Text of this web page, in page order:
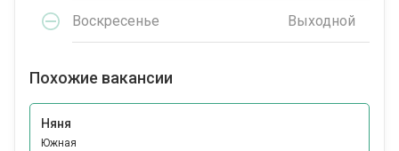
Воскресенье Выходной
Похожие вакансии
Няня
Южная